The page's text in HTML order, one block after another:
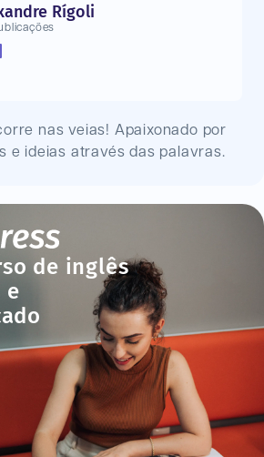
de inglês
e
Rígoli
nas veias! Apaixonado por
e ideias através das palavras.